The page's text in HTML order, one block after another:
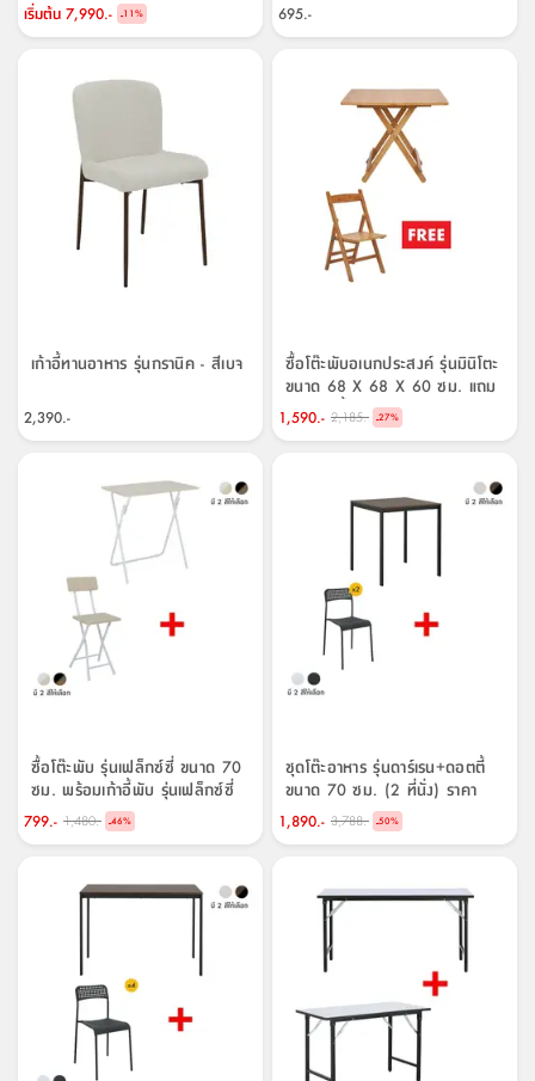
เริ่มต้น 7,990.- -11% 695.-
เก้าอี้ทานอาหาร รุ่นกรานิค - สีเบจ
2,390.-
ซื้อโต๊ะพับอเนกประสงค์ รุ่นมินิโตะ
ขนาด 68 X 68 X 60 ซม. แถม
ฟรี! เก้าอี้พับได้ รุ่นมินิโตะ ขนาด
38 X 40 X 72 ซม.
1,590.- 2,185.- -27%
ซื้อโต๊ะพับ รุ่นเฟล็กซ์ซี่ ขนาด 70
ซม. พร้อมเก้าอี้พับ รุ่นเฟล็กซ์ซี่
ราคาพิเศษ!
799.- 1,480.- -46%
ชุดโต๊ะอาหาร รุ่นดาร์เรน+ดอตตี้
ขนาด 70 ซม. (2 ที่นั่ง) ราคา
พิเศษ!
1,890.- 3,788.- -50%